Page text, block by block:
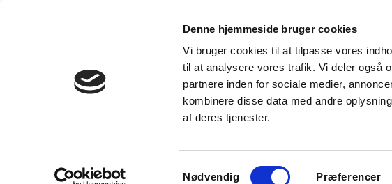
Denne hjemmeside bruger cookies
Vi bruger cookies til at tilpasse vores
til at analysere vores trafik. Vi deler også
partnere inden for sociale medier,
kombinere disse data med andre
af deres tjenester.
Nødvendig Præferencer
Produkter Express levering Vidensbank